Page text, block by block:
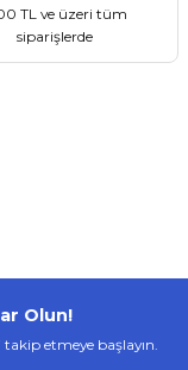
TL ve üzeri tüm
siparişlerde
Olun!
etmeye başlayın.